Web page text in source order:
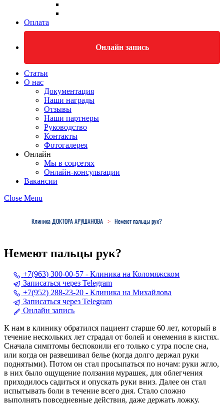
Оплата
Онлайн запись
Статьи
О нас
Документация
Наши награды
Отзывы
Наши партнеры
Руководство
Контакты
Фотогалерея
Онлайн
Мы в соцсетях
Онлайн-консультации
Вакансии
Close Menu
Клиника ДОКТОРА АРУШАНОВА > Немеют пальцы рук?
Немеют пальцы рук?
+7(963) 300-00-57 - Клиника на Коломяжском
Записаться через Telegram
+7(952) 288-23-20 - Клиника на Михайлова
Записаться через Telegram
Онлайн запись
К нам в клинику обратился пациент старше 60 лет, который в
течение нескольких лет страдал от болей и онемения в кистях.
Сначала симптомы беспокоили его только с утра после сна,
или когда он развешивал белье (когда долго держал руки
поднятыми). Потом он стал просыпаться по ночам: руки жгло,
в них было ощущение ползания мурашек, для облегчения
приходилось садиться и опускать руки вниз. Далее он стал
испытывать боли в течение всего дня. Стало сложно
выполнять повседневные действия, даже держать ложку.